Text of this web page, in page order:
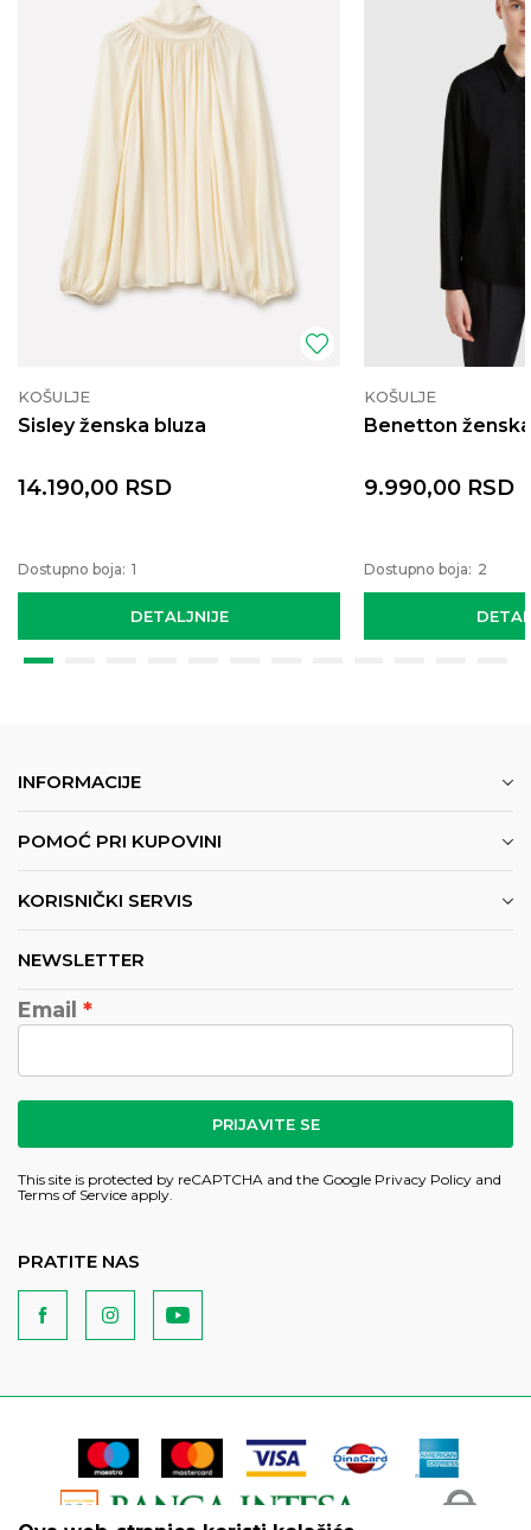
KOŠULJE
Sisley ženska bluza
DETALJNIJE
14.190,00 RSD
Dostupno boja: 1
KOŠULJE
Benetton
9.990,00 RSD
Dostupno boja: 2
INFORMACIJE
POMOĆ PRI KUPOVINI
KORISNIČKI SERVIS
NEWSLETTER
Email
PRIJAVITE SE
This site is protected by reCAPTCHA and the Google Privacy Policy and
Terms of Service apply.
PRATITE NAS